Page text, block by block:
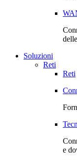
Soluzioni
Reti
Reti
e